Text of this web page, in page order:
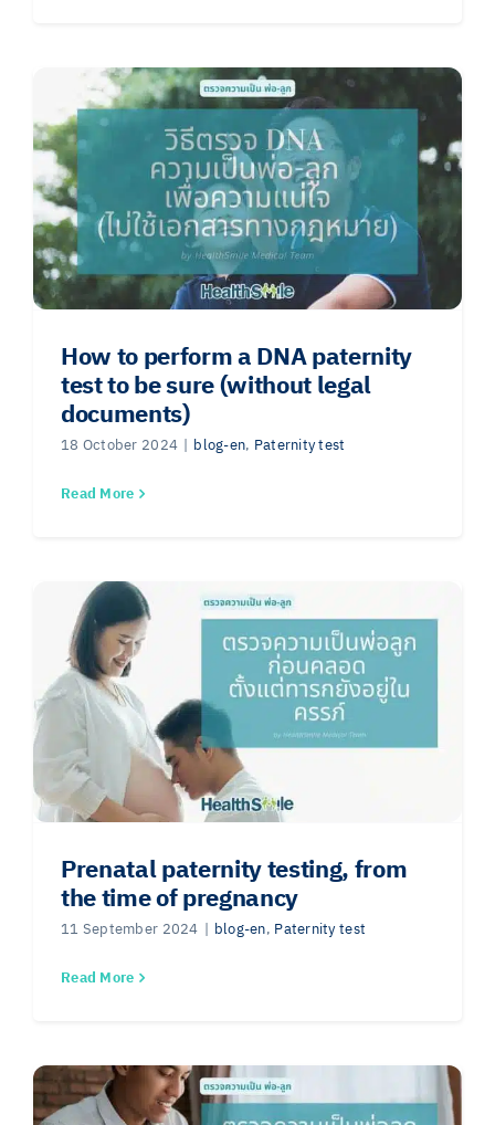
How to perform a DNA paternity
test to be sure (without legal
documents)
18 October 2024 | blog-en, Paternity test
Read More
Prenatal paternity testing, from
the time of pregnancy
11 September 2024 | blog-en, Paternity test
Read More